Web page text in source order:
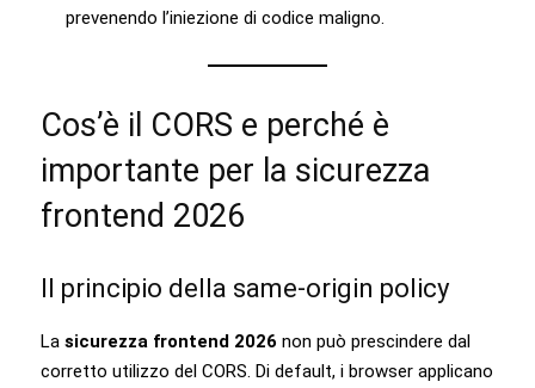
prevenendo l’iniezione di codice maligno.
Cos’è il CORS e perché è
importante per la sicurezza
frontend 2026
Il principio della same-origin policy
La sicurezza frontend 2026 non può prescindere dal
corretto utilizzo del CORS. Di default, i browser applicano